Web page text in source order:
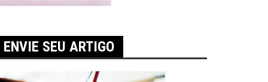
ENVIE SEU ARTIGO